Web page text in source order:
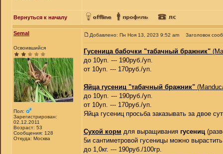
Вернуться к началу
Semal
Освоившийся
Пол:
Зарегистрирован:
02.12.2011
Возраст: 53
Сообщения: 128
Откуда: Москва
Добавлено: Пн Ноя 13, 2023 9:52 am Заголовок
Гусеница бабочки "табачный бражник"
до 10уп. --- 190руб./уп.
от 10уп. --- 170руб./уп.
Яйца гусениц "табачный бражник"
до 10уп. --- 190руб./уп.
от 10уп. --- 170руб./уп.
Яйца гусениц просьба заказывать за двое
Сухой корм для выращивания гусениц
5и сантиметровой гусеницы можно
до 1,0кг. --- 190руб./100гр.